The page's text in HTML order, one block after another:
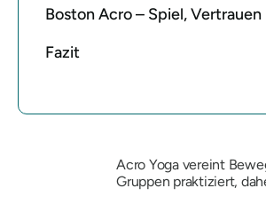
Boston Acro – Spiel,
Fazit
Acro Yoga vereint
Gruppen praktiziert,